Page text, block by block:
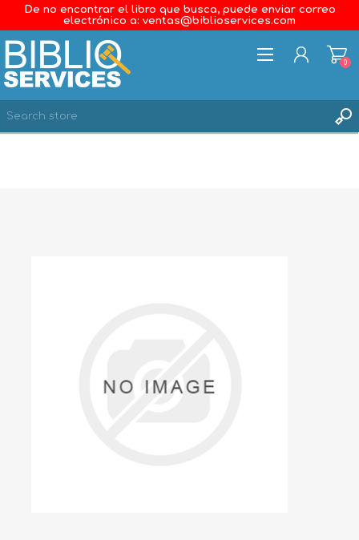
De no encontrar el libro que busca, puede enviar correo
electrónico a: ventas@biblioservices.com
0